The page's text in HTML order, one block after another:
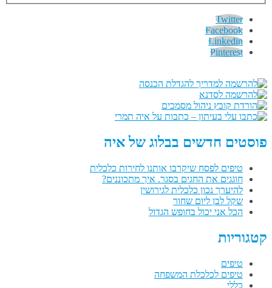
Twitter
Facebook
Linkedin
Pinterest
פוסטים חדשים בבלוג של איה
טיפים לפסח שיקרבו אותנו לחירות כלכלית
חוגגים את החגים בסגר. איך מתכוננים?
להיערך נכון כלכלית לגירושין
שקל לבן ליום שחור
הכל אני יכול בחופש הגדול
קטגוריות
טיפים
טיפים לכלכלת המשפחה
כללי